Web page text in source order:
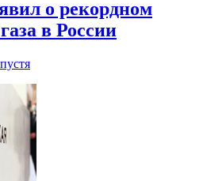
о рекордном
в России